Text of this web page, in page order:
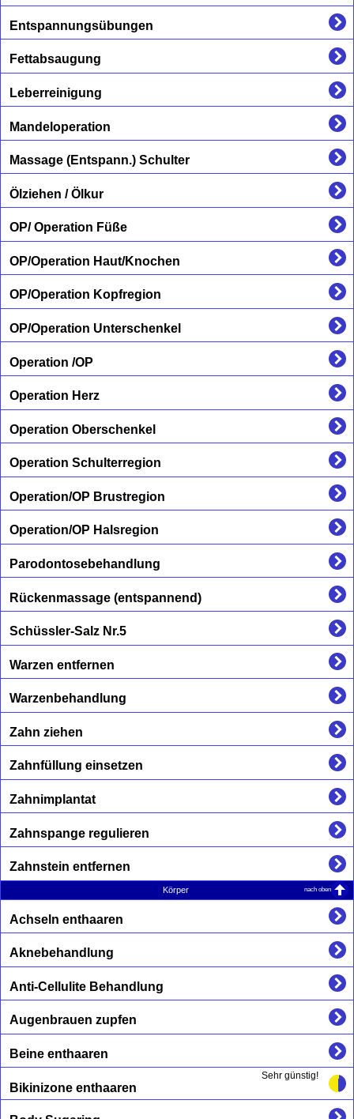
Entspannungsübungen
Fettabsaugung
Leberreinigung
Mandeloperation
Massage (Entspann.) Schulter
Ölziehen / Ölkur
OP/ Operation Füße
OP/Operation Haut/Knochen
OP/Operation Kopfregion
OP/Operation Unterschenkel
Operation /OP
Operation Herz
Operation Oberschenkel
Operation Schulterregion
Operation/OP Brustregion
Operation/OP Halsregion
Parodontosebehandlung
Rückenmassage (entspannend)
Schüssler-Salz Nr.5
Warzen entfernen
Warzenbehandlung
Zahn ziehen
Zahnfüllung einsetzen
Zahnimplantat
Zahnspange regulieren
Zahnstein entfernen
Körper nach oben
Achseln enthaaren
Aknebehandlung
Anti-Cellulite Behandlung
Augenbrauen zupfen
Beine enthaaren
Sehr günstig!
Bikinizone enthaaren